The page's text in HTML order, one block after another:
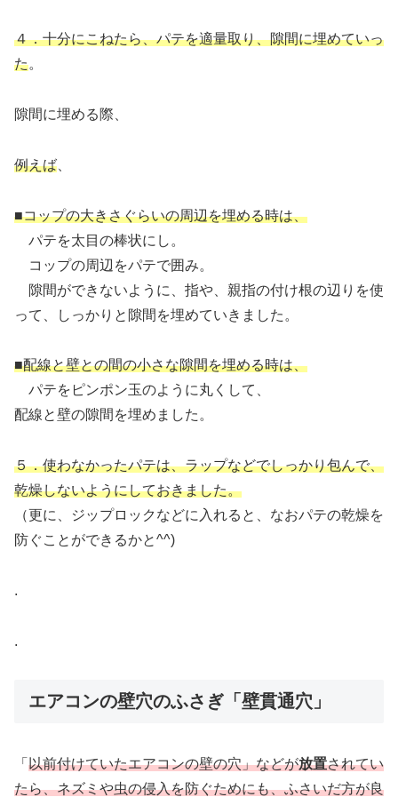
４．十分にこねたら、パテを適量取り、隙間に埋めていっ
た。
隙間に埋める際、
例えば
■コップの大きさぐらいの周辺を埋める時は、
パテを太目の棒状にし。
コップの周辺をパテで囲み。
隙間ができないように、指や、親指の付け根の辺りを使
って、しっかりと隙間を埋めていきました。
■配線と壁との間の小さな隙間を埋める時は、
パテをピンポン玉のように丸くして、
配線と壁の隙間を埋めました。
５．使わなかったパテは、ラップなどでしっかり包んで、
乾燥しないようにしておきました。
（更に、ジップロックなどに入れると、なおパテの乾燥を
防ぐことができるかと^^)
.
.
エアコンの壁穴のふさぎ「壁貫通穴」
「 以前付けていたエアコンの壁の穴」などが放置されてい
たら、ネズミや虫の侵入を防ぐためにも、ふさいだ方が良